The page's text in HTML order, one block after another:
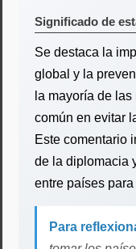
Significado de
Se destaca la
global y la
la mayoría de
común en evitar
Este comentario
de la diplomacia
entre países
Para